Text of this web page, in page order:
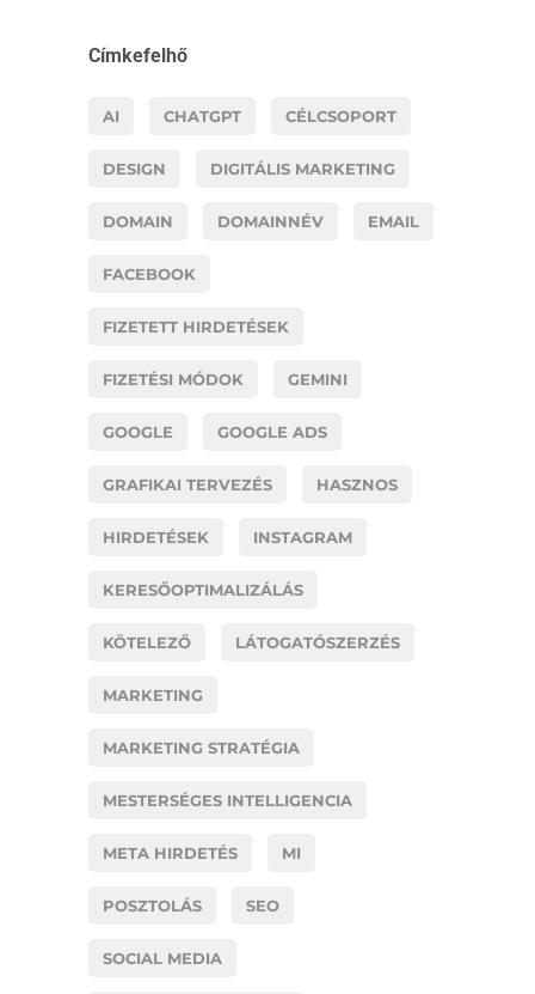
Címkefelhő
AI CHATGPT CÉLCSOPORT
DESIGN DIGITÁLIS MARKETING
DOMAIN DOMAINNÉV EMAIL
FACEBOOK
FIZETETT HIRDETÉSEK
FIZETÉSI MÓDOK GEMINI
GOOGLE GOOGLE ADS
GRAFIKAI TERVEZÉS HASZNOS
HIRDETÉSEK INSTAGRAM
KERESŐOPTIMALIZÁLÁS
KÖTELEZŐ LÁTOGATÓSZERZÉS
MARKETING
MARKETING STRATÉGIA
MESTERSÉGES INTELLIGENCIA
META HIRDETÉS MI
POSZTOLÁS SEO
SOCIAL MEDIA